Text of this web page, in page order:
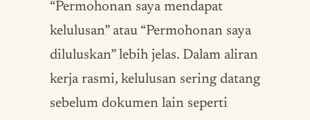
“Permohonan saya mendapat
kelulusan” atau “Permohonan saya
diluluskan” lebih jelas. Dalam aliran
kerja rasmi, kelulusan sering datang
sebelum dokumen lain seperti